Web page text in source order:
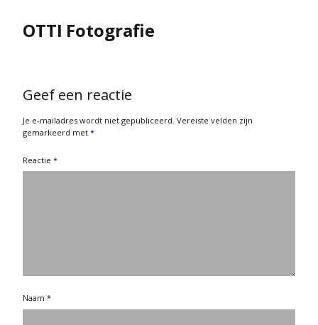
OTTI Fotografie
Geef een reactie
Je e-mailadres wordt niet gepubliceerd. Vereiste velden zijn
gemarkeerd met *
Reactie *
Naam *